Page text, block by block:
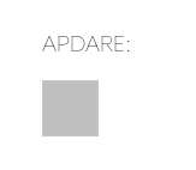
APDARE: